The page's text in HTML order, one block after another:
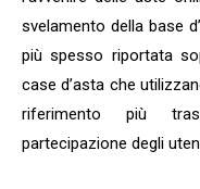
svelamento della base
più spesso riportata
case d’asta che
riferimento più
partecipazione degli